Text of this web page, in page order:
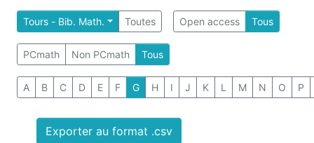
Tours - Bib. Math. Toutes Open access Tous
PCmath Non PCmath Tous
A B C D E F G H I J K L M N O P
Exporter au format .csv